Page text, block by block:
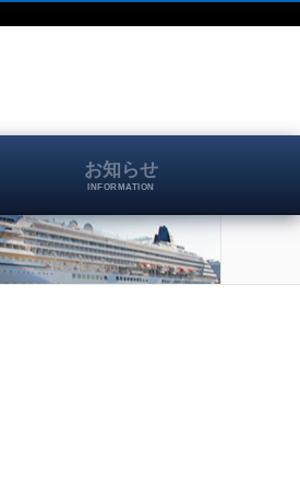
お知らせ
INFORMATION